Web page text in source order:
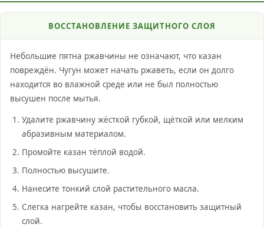
ВОССТАНОВЛЕНИЕ ЗАЩИТНОГО СЛОЯ
Небольшие пятна ржавчины не означают, что казан
повреждён. Чугун может начать ржаветь, если он долго
находится во влажной среде или не был полностью
высушен после мытья.
Удалите ржавчину жёсткой губкой, щёткой или мелким
абразивным материалом.
Промойте казан тёплой водой.
Полностью высушите.
Нанесите тонкий слой растительного масла.
Слегка нагрейте казан, чтобы восстановить защитный
слой.